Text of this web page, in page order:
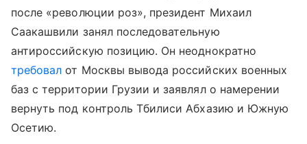
после «революции роз», президент Михаил
Саакашвили занял последовательную
антироссийскую позицию. Он неоднократно
требовал от Москвы вывода российских военных
баз с территории Грузии и заявлял о намерении
вернуть под контроль Тбилиси Абхазию и Южную
Осетию.